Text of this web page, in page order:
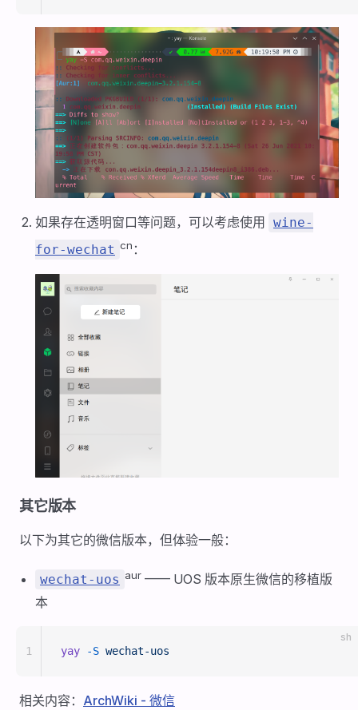
如果存在透明窗口等问题，可以考虑使用
wine-
for-wechat cn ：
其它版本
以下为其它的微信版本，但体验一般：
wechat-uos aur —— UOS 版本原生微信的移植版
本
sh
yay -S wechat-uos
1
相关内容： ArchWiki - 微信